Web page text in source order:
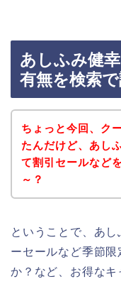
あしふみ健
有無を検索
ちょっと今回、ク
たんだけど、あし
て割引セールなど
～？
ということで、あ
ーセールなど季節
か？など、お得な